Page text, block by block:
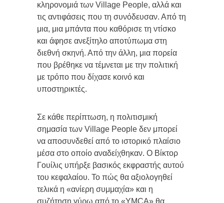
κληρονομιά των Village People, αλλά και
τις αντιφάσεις που τη συνόδευσαν. Από τη
μια, μια μπάντα που καθόρισε τη ντίσκο
και άφησε ανεξίτηλο αποτύπωμα στη
διεθνή σκηνή. Από την άλλη, μια πορεία
που βρέθηκε να τέμνεται με την πολιτική
με τρόπο που δίχασε κοινό και
υποστηρικτές.
Σε κάθε περίπτωση, η πολιτισμική
σημασία των Village People δεν μπορεί
να αποσυνδεθεί από το ιστορικό πλαίσιο
μέσα στο οποίο αναδείχθηκαν. Ο Βίκτορ
Γουίλις υπήρξε βασικός εκφραστής αυτού
του κεφαλαίου. Το πώς θα αξιολογηθεί
τελικά η «ανίερη συμμαχία» και η
συζήτηση γύρω από το «YMCA» θα